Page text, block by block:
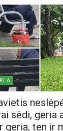
sėdi, geria
geria, ten ir